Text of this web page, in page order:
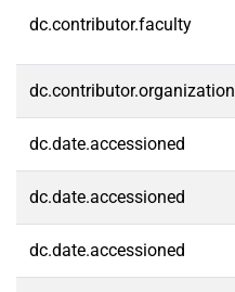
dc.contributor.faculty
dc.contributor.organization
dc.date.accessioned
dc.date.accessioned
dc.date.accessioned